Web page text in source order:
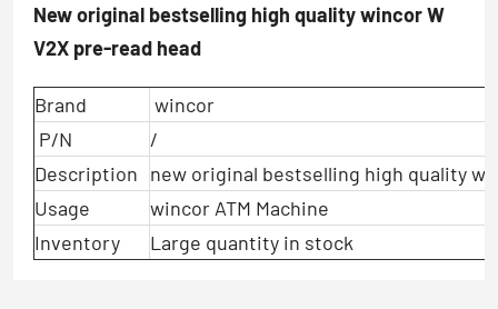
New original bestselling high quality wincor W
V2X pre-read head
Brand
wincor
P/N
/
Description new original bestselling high quality
Usage
wincor ATM Machine
Inventory
Large quantity in stock